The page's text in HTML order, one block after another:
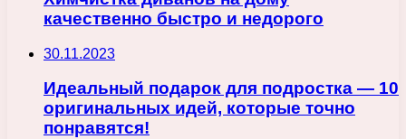
качественно быстро и недорого
30.11.2023
Идеальный подарок для подростка — 10
оригинальных идей, которые точно
понравятся!